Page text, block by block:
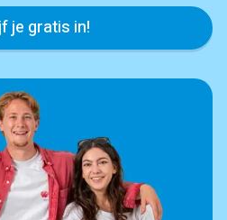
je gratis in!